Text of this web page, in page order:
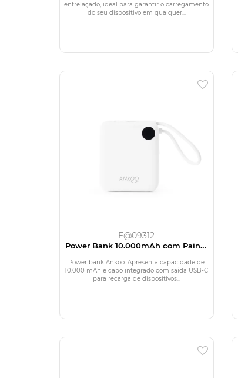
entrelaçado, ideal para garantir o carregamento
do seu dispositivo em qualquer...
E@09312
Power Bank 10.000mAh com Painel
Power bank Ankoo. Apresenta capacidade de
10.000 mAh e cabo integrado com saída USB-C
para recarga de dispositivos...